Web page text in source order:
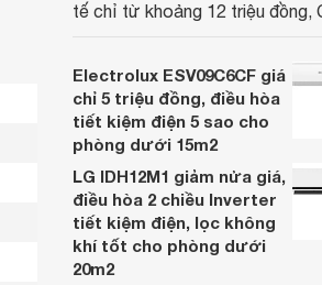
tế chỉ từ khoảng 12 triệu đồng,
mẫu điều hòa phổ thông thu hút
quan tâm của người tiêu dùng
Electrolux ESV09C6CF giá
chỉ 5 triệu đồng, điều hòa
tiết kiệm điện 5 sao cho
phòng dưới 15m2
LG IDH12M1 giảm nửa giá,
điều hòa 2 chiều Inverter
tiết kiệm điện, lọc không
khí tốt cho phòng dưới
20m2